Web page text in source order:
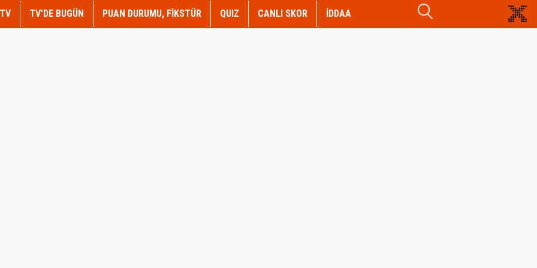
TV'DE BUGÜN PUAN DURUMU, FİKSTÜR QUIZ CANLI SKOR İDDAA